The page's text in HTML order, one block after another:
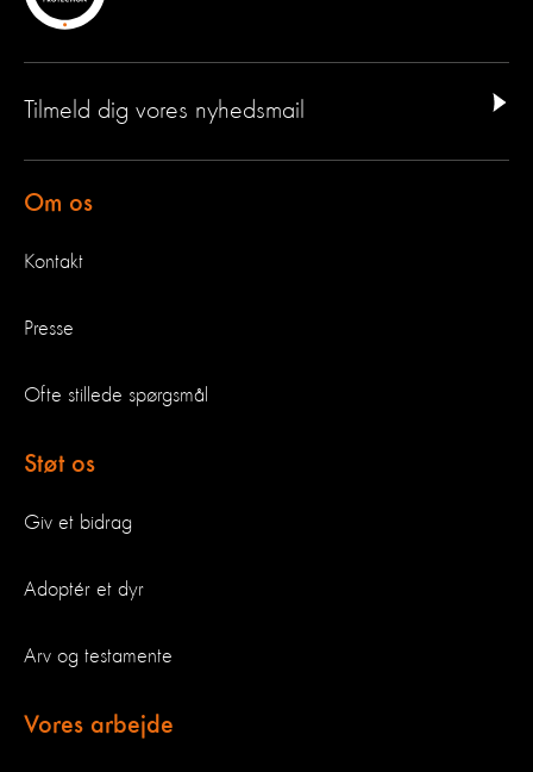
Tilmeld dig vores nyhedsmail
Om os
Kontakt
Presse
Ofte stillede spørgsmål
Støt os
Giv et bidrag
Adoptér et dyr
Arv og testamente
Vores arbejde